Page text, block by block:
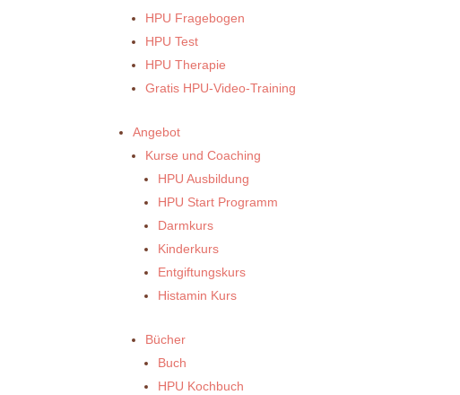
HPU Fragebogen
HPU Test
HPU Therapie
Gratis HPU-Video-Training
Angebot
Kurse und Coaching
HPU Ausbildung
HPU Start Programm
Darmkurs
Kinderkurs
Entgiftungskurs
Histamin Kurs
Bücher
Buch
HPU Kochbuch